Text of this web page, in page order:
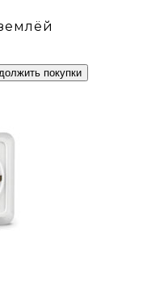
покупки